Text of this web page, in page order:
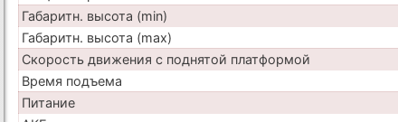
Габаритн. высота (min)
Габаритн. высота (max)
Скорость движения с поднятой платформой
Время подъема
Питание